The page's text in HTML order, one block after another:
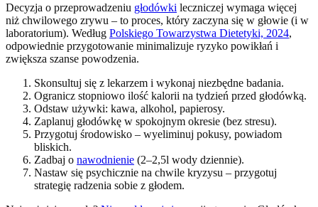
Decyzja o przeprowadzeniu głodówki leczniczej wymaga więcej
niż chwilowego zrywu – to proces, który zaczyna się w głowie (i w
laboratorium). Według Polskiego Towarzystwa Dietetyki, 2024,
odpowiednie przygotowanie minimalizuje ryzyko powikłań i
zwiększa szanse powodzenia.
Skonsultuj się z lekarzem i wykonaj niezbędne badania.
Ogranicz stopniowo ilość kalorii na tydzień przed głodówką.
Odstaw używki: kawa, alkohol, papierosy.
Zaplanuj głodówkę w spokojnym okresie (bez stresu).
Przygotuj środowisko – wyeliminuj pokusy, powiadom
bliskich.
Zadbaj o nawodnienie (2–2,5l wody dziennie).
Nastaw się psychicznie na chwile kryzysu – przygotuj
strategię radzenia sobie z głodem.